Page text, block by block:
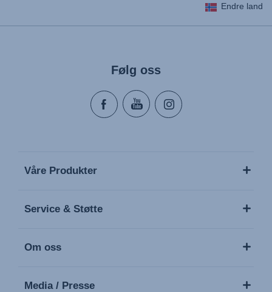
Endre land
Følg oss
Våre Produkter
Service & Støtte
Om oss
Media / Presse